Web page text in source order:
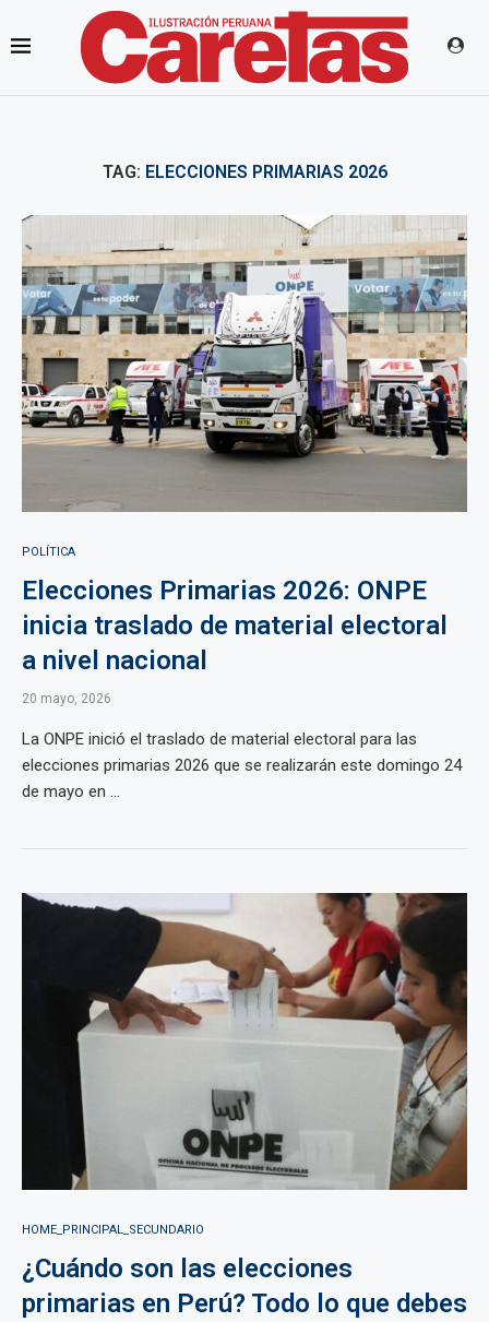
TAG: ELECCIONES PRIMARIAS 2026
POLÍTICA
Elecciones Primarias 2026: ONPE
inicia traslado de material electoral
a nivel nacional
20 mayo, 2026
La ONPE inició el traslado de material electoral para las
elecciones primarias 2026 que se realizarán este domingo 24
de mayo en ...
HOME_PRINCIPAL_SECUNDARIO
¿Cuándo son las elecciones
primarias en Perú? Todo lo que debes